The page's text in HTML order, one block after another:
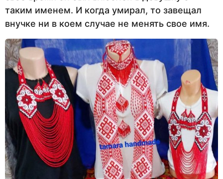
таким именем. И когда умирал, то завещал
внучке ни в коем случае не менять свое имя.